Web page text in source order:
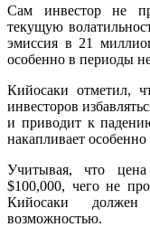
Сам инвестор не
текущую
эмиссия в 21
особенно в периоды
Кийосаки отметил,
инвесторов
и приводит к
накапливает особенно
Учитывая, что
$100,000, чего не
Кийосаки должен
возможностью.